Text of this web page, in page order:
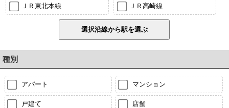
ＪＲ東北本線 ＪＲ高崎線
種別
アパート マンション
戸建て 店舗